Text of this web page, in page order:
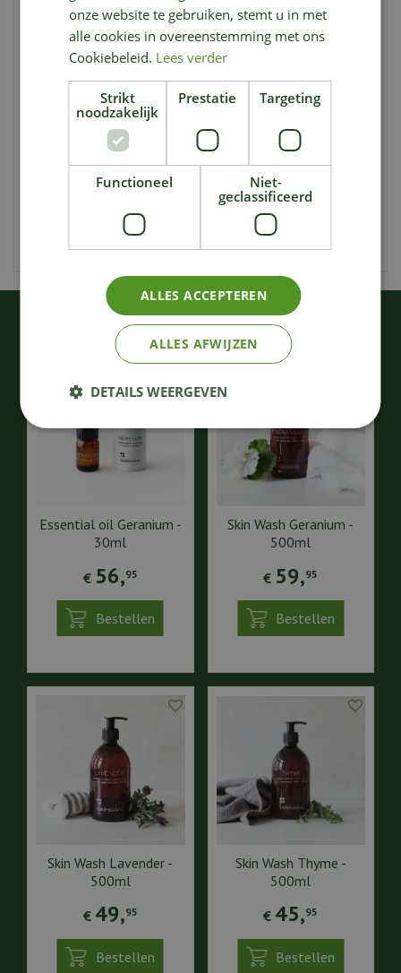
Instant geurbeleving
Gemaakt met 100% essentiële olie
Kwalitatief en zuiver
Een paar keer sprayen volstaat om de ruimte onder te
dompelen in de juiste sfeer of om snel komaf te maken
met onaangename geurtjes. Je kan met Natural Room
Spray ook je kussenslopen of ander textiel veilig en
natuurlijk parfumeren.
bevat: pelargonium graveolens flower oil.
KIJK OOK EENS NAAR:
Essential oil Geranium -
30ml
€ 56,95
Bestellen
Skin Wash Geranium -
500ml
€ 59,95
Bestellen
Skin Wash Lavender -
500ml
€ 49,95
Bestellen
Skin Wash Thyme -
500ml
€ 45,95
Bestellen
onze website te gebruiken, stemt u in met
alle cookies in overeenstemming met ons
Cookiebeleid. Lees verder
Strikt
noodzakelijk
Prestatie Targeting
Functioneel
Niet-
geclassificeerd
ALLES ACCEPTEREN
ALLES AFWIJZEN
DETAILS WEERGEVEN